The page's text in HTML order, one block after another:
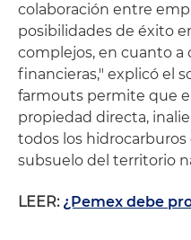
colaboración entre
posibilidades de éxito
complejos, en cuanto a
financieras," explicó el
farmouts permite que
propiedad directa,
todos los
subsuelo del territorio
LEER: ¿Pemex debe